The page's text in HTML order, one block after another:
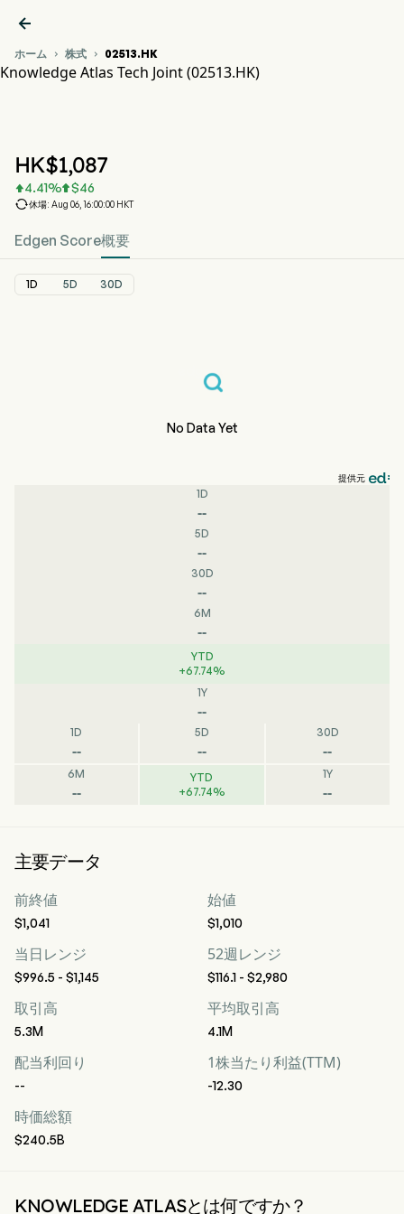

ホーム  株式  02513.HK
Knowledge Atlas Tech Joint (02513.HK)
HK$1,087
4.41% $46
休場: Aug 06, 16:00:00 HKT
Edgen Score概要
1D 5D 30D
No Data Yet
提供元
1D
--
5D
--
30D
--
6M
--
YTD
+67.74%
1Y
--
1D
--
5D
--
30D
--
6M
--
YTD
+67.74%
1Y
--
主要データ
前終値
$1,041
始値
$1,010
当日レンジ
$996.5 - $1,145
52週レンジ
$116.1 - $2,980
取引高
5.3M
平均取引高
4.1M
配当利回り
--
1株当たり利益(TTM)
-12.30
時価総額
$240.5B
KNOWLEDGE ATLASとは何ですか？